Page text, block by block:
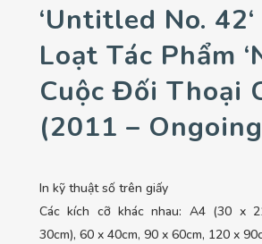
‘Untitled No.
Loạt Tác Phẩm
Cuộc Đối Thoại
(2011 –
In kỹ thuật số trên giấy
Các kích cỡ khác nhau: A4 (30 x
30cm), 60 x 40cm, 90 x 60cm, 120 x